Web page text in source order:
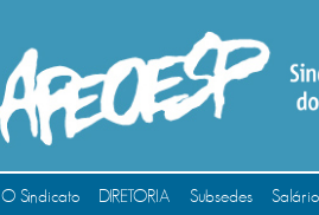
O Sindicato DIRETORIA Subsedes